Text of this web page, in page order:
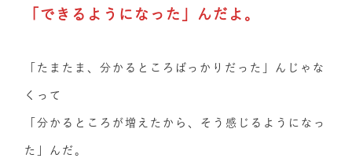
「できるようになった」んだよ。
「たまたま、分かるところばっかりだった」んじゃな
くって
「分かるところが増えたから、そう感じるようになっ
た」んだ。